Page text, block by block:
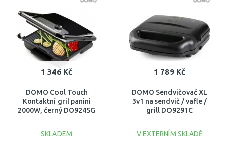
1 346 Kč
DOMO Cool Touch
Kontaktní gril panini
2000W, černý DO9245G
SKLADEM
1 789 Kč
DOMO Sendvičovač XL
3v1 na sendvič / vafle /
grill DO9291C
V EXTERNÍM SKLADĚ